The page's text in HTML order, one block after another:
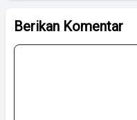
Berikan Komentar